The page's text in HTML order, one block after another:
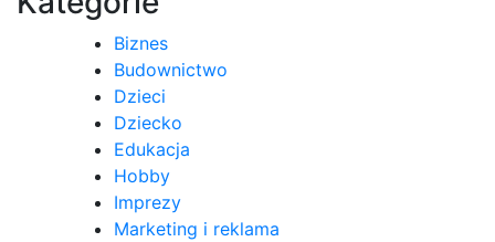
Biznes
Budownictwo
Dzieci
Dziecko
Edukacja
Hobby
Imprezy
Marketing i reklama